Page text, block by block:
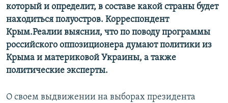
который и определит, в составе какой страны будет
находиться полуостров. Корреспондент
Крым.Реалии выяснил, что по поводу программы
российского оппозиционера думают политики из
Крыма и материковой Украины, а также
политические эксперты.
О своем выдвижении на выборах президента